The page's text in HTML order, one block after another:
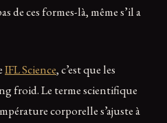
de ces formes-là, même s’il a
IFL Science, c’est que les
froid. Le terme scientifique
corporelle s’ajuste à